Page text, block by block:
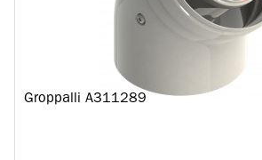
Groppalli A311289